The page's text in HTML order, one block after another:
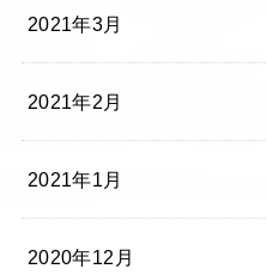
2021年3月
2021年2月
2021年1月
2020年12月